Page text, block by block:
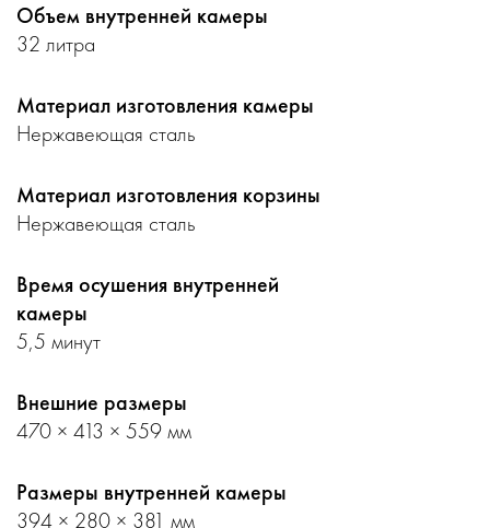
Объем внутренней камеры
32 литра
Материал изготовления камеры
Нержавеющая сталь
Материал изготовления корзины
Нержавеющая сталь
Время осушения внутренней
камеры
5,5 минут
Внешние размеры
470 × 413 × 559 мм
Размеры внутренней камеры
394 × 280 × 381 мм